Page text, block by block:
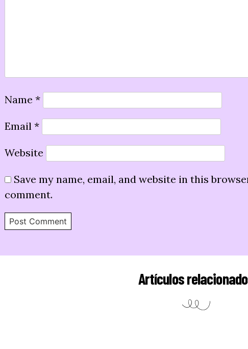
Name *
Email *
Website
Save my name, email, and website in this
comment.
Artículos